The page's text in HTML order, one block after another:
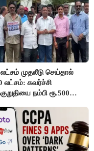
லட்சம் முதலீடு செய்தால்
லட்சம்: கவர்ச்சி
நம்பி ரூ.500